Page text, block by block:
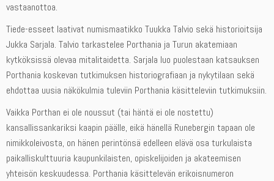
vastaanottoa.
Tiede-esseet laativat numismaatikko Tuukka Talvio sekä historioitsija
Jukka Sarjala. Talvio tarkastelee Porthania ja Turun akatemiaan
kytköksissä olevaa mitalitaidetta. Sarjala luo puolestaan katsauksen
Porthania koskevan tutkimuksen historiografiaan ja nykytilaan sekä
ehdottaa uusia näkökulmia tuleviin Porthania käsitteleviin tutkimuksiin.
Vaikka Porthan ei ole noussut (tai häntä ei ole nostettu)
kansallissankariksi kaapin päälle, eikä hänellä Runebergin tapaan ole
nimikkoleivosta, on hänen perintönsä edelleen elävä osa turkulaista
paikalliskulttuuria kaupunkilaisten, opiskelijoiden ja akateemisen
yhteisön keskuudessa. Porthania käsittelevän erikoisnumeron